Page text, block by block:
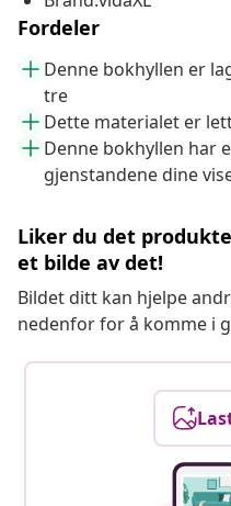
Fordeler
Denne bokhyllen er
tre
Dette materialet er
Denne bokhyllen har
gjenstandene dine
Liker du det
et bilde av det!
Bildet ditt kan hjelpe
nedenfor for å komme i